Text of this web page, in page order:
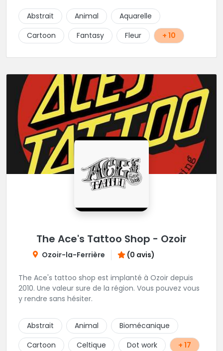
Abstrait
Animal
Aquarelle
Cartoon
Fantasy Fleur + 10
The Ace's Tattoo Shop - Ozoir
Ozoir-la-Ferrière (0 avis)
The Ace's tattoo shop est implanté à Ozoir depuis
2010. Une valeur sure de la région. Vous pouvez vous
y rendre sans hésiter.
Abstrait Animal
Biomécanique
Cartoon
Celtique Dot work + 17